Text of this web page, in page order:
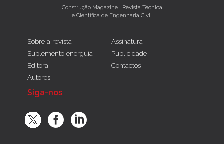
Construção Magazine | Revista Técnica
e Científica de Engenharia Civil
Sobre a revista
Suplemento energuia
Editora
Autores
Assinatura
Publicidade
Contactos
Siga-nos